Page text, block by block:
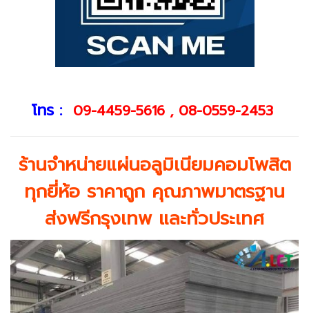
โทร : 09-4459-5616, 08-0559-2453
ร้านจำหน่ายแผ่นอลูมิเนียมคอมโพสิต
ทุกยี่ห้อ ราคาถูก คุณภาพมาตรฐาน
ส่งฟรีกรุงเทพ และทั่วประเทศ